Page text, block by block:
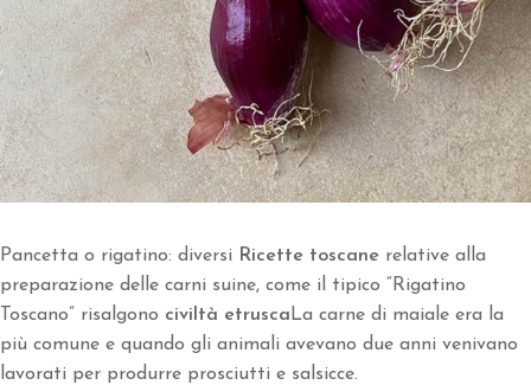
Pancetta o rigatino: diversi Ricette toscane relative alla
preparazione delle carni suine, come il tipico “Rigatino
Toscano” risalgono civiltà etrusca La carne di maiale era la
più comune e quando gli animali avevano due anni venivano
lavorati per produrre prosciutti e salsicce.